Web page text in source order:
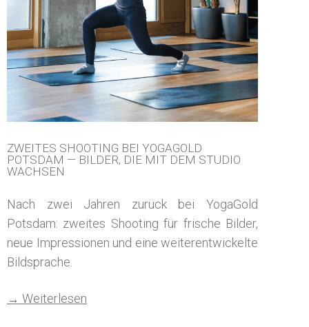
ZWEITES SHOOTING BEI YOGAGOLD
POTSDAM — BILDER, DIE MIT DEM STUDIO
WACHSEN
Nach zwei Jahren zurück bei YogaGold
Potsdam: zweites Shooting für frische Bilder,
neue Impressionen und eine weiterentwickelte
Bildsprache.
→ Weiterlesen